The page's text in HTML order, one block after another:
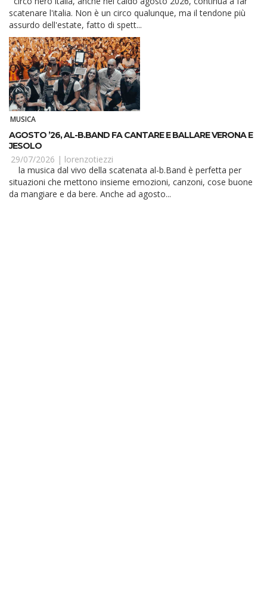
scatenare l'italia. Non è un circo qualunque, ma il tendone più
assurdo dell'estate, fatto di spett...
MUSICA
AGOSTO ’26, AL-B.BAND FA CANTARE E BALLARE VERONA E
JESOLO
29/07/2026 | lorenzotiezzi
situazioni che mettono insieme emozioni, canzoni, cose buone
da mangiare e da bere. Anche ad agosto...